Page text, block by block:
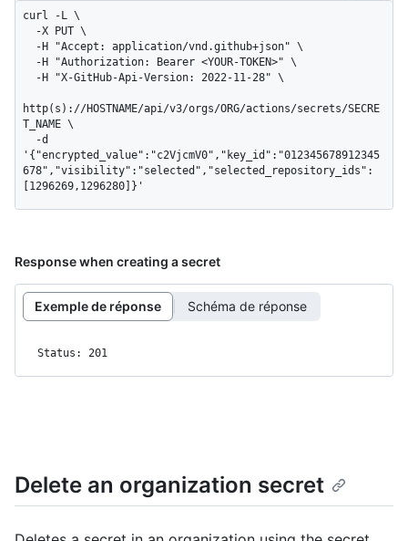
curl -L \
http(s)://HOSTNAME/api/v3/orgs/ORG/actions/secrets/SECRE
T_NAME \
'{"encrypted_value":"c2VjcmV0","key_id":"012345678912345
678","visibility":"selected","selected_repository_ids":
[1296269,1296280]}'
Response when creating a secret
Exemple de réponse Schéma de réponse
Status: 201
Delete an organization secret